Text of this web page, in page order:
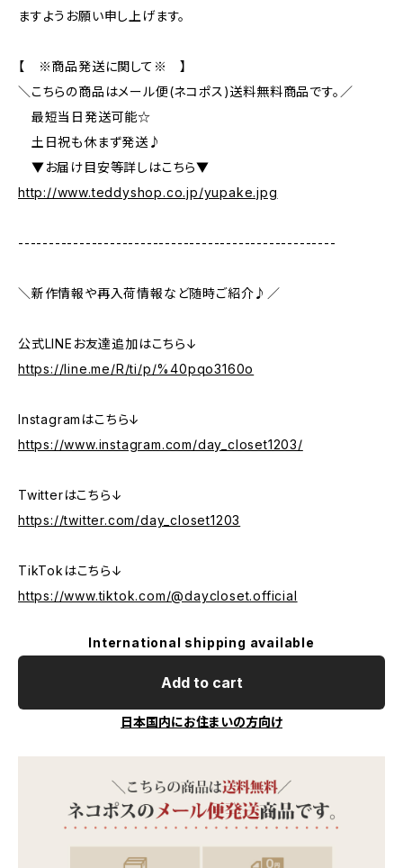
ますようお願い申し上げます。
【 ※商品発送に関して※ 】
＼こちらの商品はメール便(ネコポス)送料無料商品です。／
最短当日発送可能☆
土日祝も休まず発送♪
▼お届け目安等詳しはこちら▼
http://www.teddyshop.co.jp/yupake.jpg
----------------------------------------------------
＼新作情報や再入荷情報など随時ご紹介♪／
公式LINEお友達追加はこちら↓
https://line.me/R/ti/p/%40pqo3160o
Instagramはこちら↓
https://www.instagram.com/day_closet1203/
Twitterはこちら↓
https://twitter.com/day_closet1203
TikTokはこちら↓
https://www.tiktok.com/@daycloset.official
International shipping available
Add to cart
日本国内にお住まいの方向け